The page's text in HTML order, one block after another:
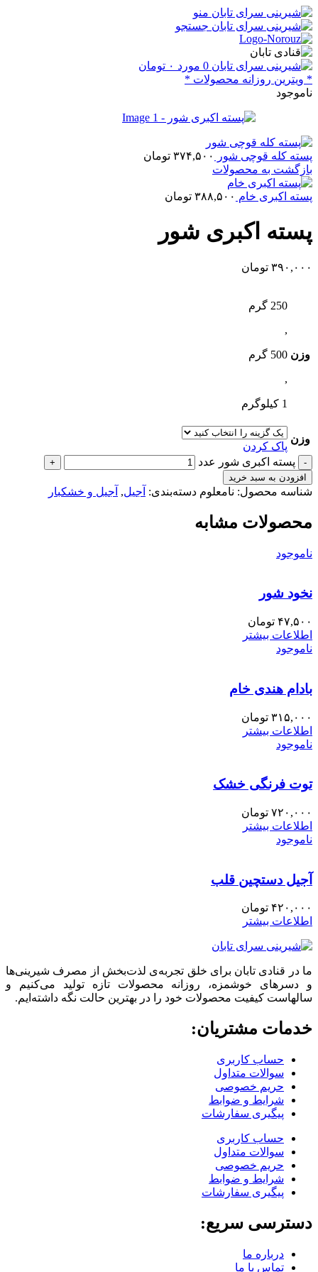
منو
جستجو
0 مورد ۰ تومان
* ویترین روزانه محصولات *
ناموجود
پسته کله قوچی شور ۳۷۴,۵۰۰ تومان
بازگشت به محصولات
پسته اکبری خام ۳۸۸,۵۰۰ تومان
پسته اکبری شور
۳۹۰,۰۰۰ تومان
وزن
250 گرم
,
500 گرم
,
1 کیلوگرم
وزن
پاک کردن
پسته اکبری شور عدد
افزودن به سبد خرید
شناسه محصول: نامعلوم دسته‌بندی: آجیل, آجیل و خشکبار
محصولات مشابه
ناموجود
نخود شور
۴۷,۵۰۰ تومان
اطلاعات بیشتر
ناموجود
بادام هندی خام
۳۱۵,۰۰۰ تومان
اطلاعات بیشتر
ناموجود
توت فرنگی خشک
۷۲۰,۰۰۰ تومان
اطلاعات بیشتر
ناموجود
آجیل دستچین قلب
۴۲۰,۰۰۰ تومان
اطلاعات بیشتر
ما در قنادی تابان برای خلق تجربه‌ی لذت‌بخش از مصرف شیرینی‌ها
و دسرهای خوشمزه، روزانه محصولات تازه تولید می‌کنیم و
سالهاست کیفیت محصولات خود را در بهترین حالت نگه داشته‌ایم.
خدمات مشتریان:
حساب کاربری
سوالات متداول
حریم خصوصی
شرایط و ضوابط
پیگیری سفارشات
حساب کاربری
سوالات متداول
حریم خصوصی
شرایط و ضوابط
پیگیری سفارشات
دسترسی سریع:
درباره ما
تماس با ما